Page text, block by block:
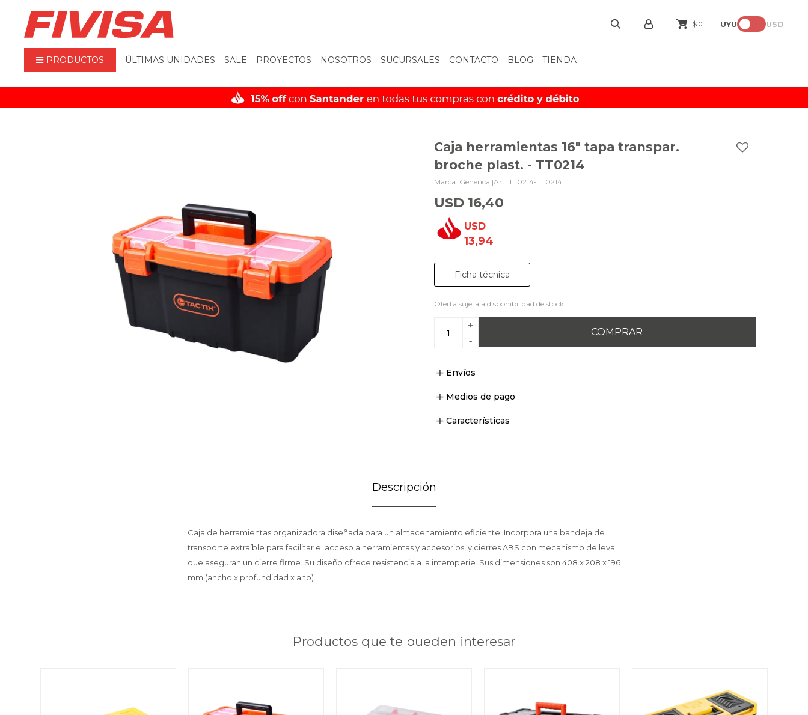
PRODUCTOS ÚLTIMAS UNIDADES SALE PROYECTOS NOSOTROS SUCURSALES CONTACTO BLOG TIENDA
$ 0 UYU USD
Caja herramientas 16" tapa transpar.
broche plast. - TT0214
Generica | TT0214-TT0214
USD 16,40
USD
13,94
Ficha técnica
Oferta sujeta a disponibilidad de stock.
+
-
COMPRAR
Envíos
Medios de pago
Características
Descripción
Caja de herramientas organizadora diseñada para un almacenamiento eficiente. Incorpora una bandeja de
transporte extraíble para facilitar el acceso a herramientas y accesorios, y cierres ABS con mecanismo de leva
que aseguran un cierre firme. Su diseño ofrece resistencia a la intemperie. Sus dimensiones son 408 x 208 x 196
mm (ancho x profundidad x alto).
Productos que te pueden interesar